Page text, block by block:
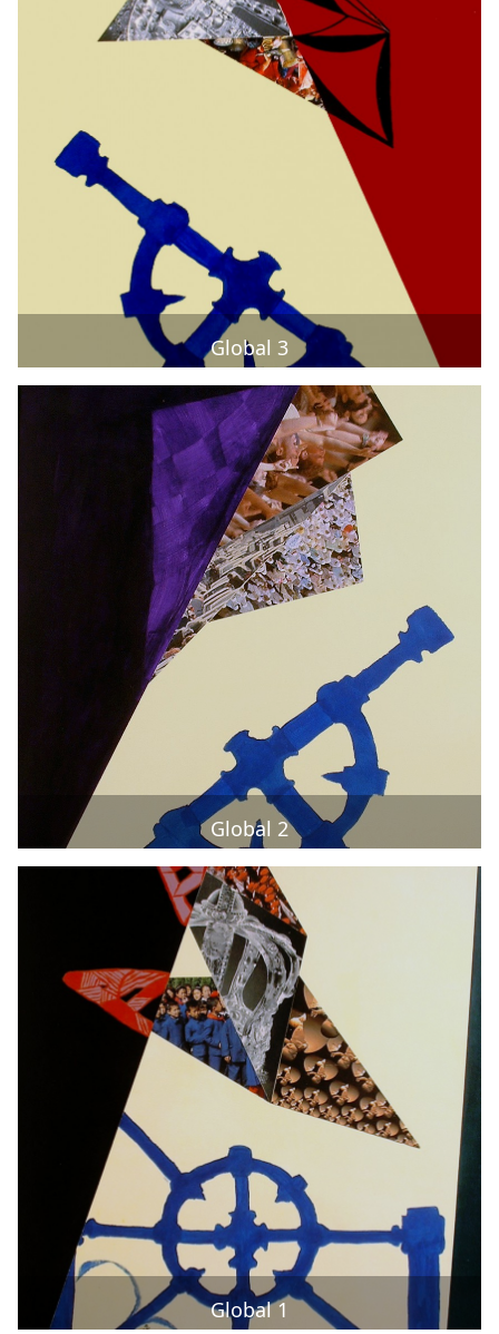
Global 3
Global 2
Global 1